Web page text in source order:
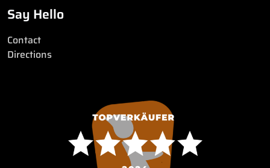
Say Hello
Contact
Directions